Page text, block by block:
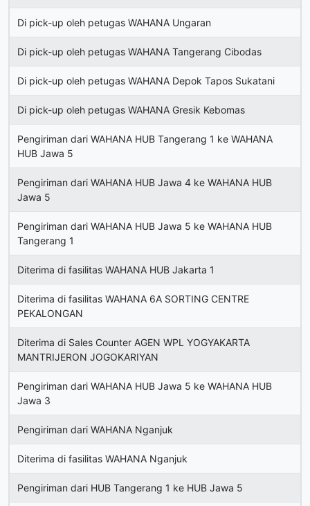
Di pick-up oleh petugas WAHANA Ungaran
Di pick-up oleh petugas WAHANA Tangerang Cibodas
Di pick-up oleh petugas WAHANA Depok Tapos Sukatani
Di pick-up oleh petugas WAHANA Gresik Kebomas
Pengiriman dari WAHANA HUB Tangerang 1 ke WAHANA
HUB Jawa 5
Pengiriman dari WAHANA HUB Jawa 4 ke WAHANA HUB
Jawa 5
Pengiriman dari WAHANA HUB Jawa 5 ke WAHANA HUB
Tangerang 1
Diterima di fasilitas WAHANA HUB Jakarta 1
Diterima di fasilitas WAHANA 6A SORTING CENTRE
PEKALONGAN
Diterima di Sales Counter AGEN WPL YOGYAKARTA
MANTRIJERON JOGOKARIYAN
Pengiriman dari WAHANA HUB Jawa 5 ke WAHANA HUB
Jawa 3
Pengiriman dari WAHANA Nganjuk
Diterima di fasilitas WAHANA Nganjuk
Pengiriman dari HUB Tangerang 1 ke HUB Jawa 5